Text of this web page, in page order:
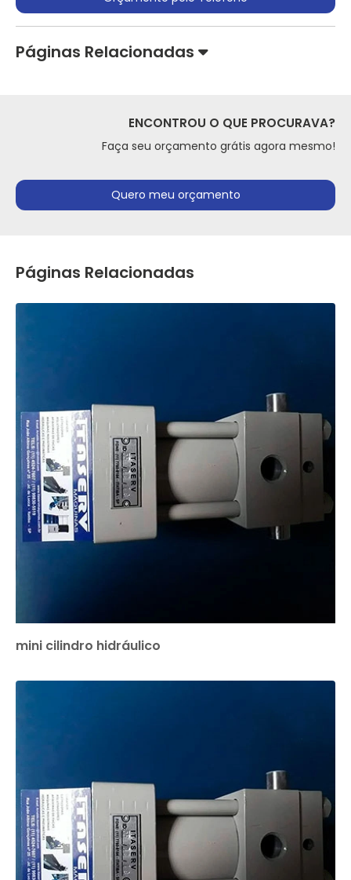
Páginas Relacionadas
ENCONTROU O QUE PROCURAVA?
Faça seu orçamento grátis agora mesmo!
Quero meu orçamento
Páginas Relacionadas
mini cilindro hidráulico